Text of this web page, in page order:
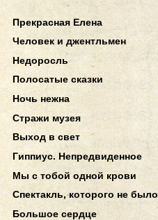
Прекрасная Елена
Человек и джентльмен
Недоросль
Полосатые сказки
Ночь нежна
Стражи музея
Выход в свет
Гиппиус. Непредвиденное
Мы с тобой одной крови
Спектакль, которого не было
Большое сердце